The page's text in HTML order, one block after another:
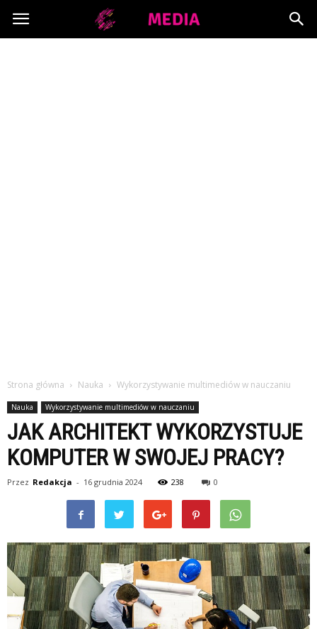
Copymedia.pl
Strona główna Nauka Wykorzystywanie multimediów w nauczaniu
Nauka Wykorzystywanie multimediów w nauczaniu
JAK ARCHITEKT WYKORZYSTUJE
KOMPUTER W SWOJEJ PRACY?
Przez Redakcja - 16 grudnia 2024 238 0